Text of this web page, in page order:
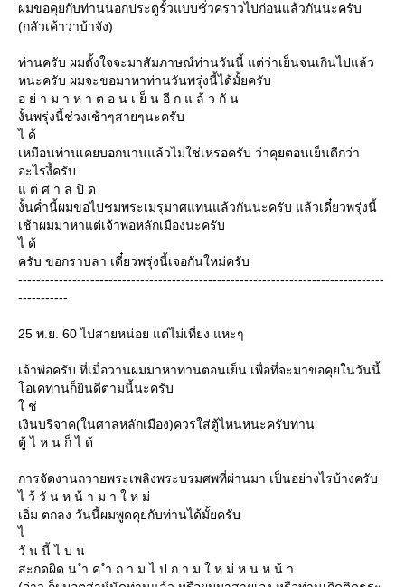
ผมขอคุยกับท่านนอกประตูรั้วแบบชั่วคราวไปก่อนแล้วกันนะครับ
(กลัวเค้าว่าบ้าจัง)
ท่านครับ ผมตั้งใจจะมาสัมภาษณ์ท่านวันนี้ แต่ว่าเย็นจนเกินไปแล้ว
หนะครับ ผมจะขอมาหาท่านวันพรุ่งนี้ได้มั้ยครับ
อ ย่ า ม า ห า ต อ น เ ย็ น อี ก แ ล้ ว กั น
งั้นพรุ่งนี้ช่วงเช้าๆสายๆนะครับ
ไ ด้
เหมือนท่านเคยบอกนานแล้วไม่ใช่เหรอครับ ว่าคุยตอนเย็นดีกว่า
อะไรงี้ครับ
ต่ ศ า ล ปิ ด
งั้นค่ำนี้ผมขอไปชมพระเมรุมาศแทนแล้วกันนะครับ แล้วเดี๋ยวพรุ่งนี้
เช้าผมมาหาแต่เจ้าพ่อหลักเมืองนะครับ
ไ ด้
ครับ ขอกราบลา เดี๋ยวพรุ่งนี้เจอกันใหม่ครับ
---------------------------------------------------------------------------------
-----------
25 พ.ย. 60 ไปสายหน่อย แต่ไม่เที่ยง แหะๆ
เจ้าพ่อครับ ที่เมื่อวานผมมาหาท่านตอนเย็น เพื่อที่จะมาขอคุยในวันนี้
อเคท่านก็ยินดีตามนี้นะครับ
ช่
เงินบริจาค(ในศาลหลักเมือง)ควรใส่ตู้ไหนหนะครับท่าน
ตู้ ไ ห น ก็ ไ ด้
การจัดงานถวายพระเพลิงพระบรมศพที่ผ่านมา เป็นอย่างไรบ้างครับ
ไ ว้ วั น ห น้ า ม า ใ ห ม่
เอิ่ม ตกลง วันนี้ผมพูดคุยกับท่านได้มั้ยครับ
ไ
วั น นี้ ไ บ น
สะกดผิด น ำ ค ำ ถ า ม ไ ป ถ า ม ใ ห ม่ ห น ห น้ า